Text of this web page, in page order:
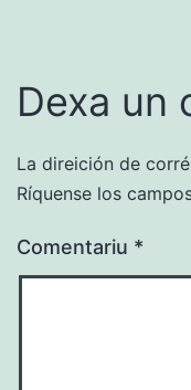
Dexa un
La direición de
Ríquense los
Comentariu *